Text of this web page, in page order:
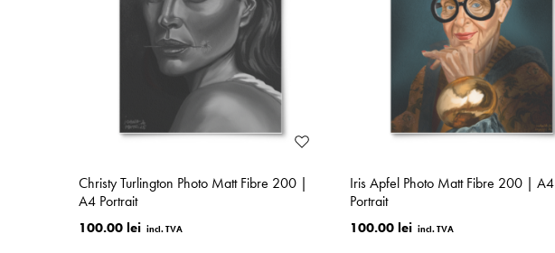
Christy Turlington Photo Matt Fibre 200 |
A4 Portrait
100.00 lei
Iris Apfel Photo Matt Fibre 200 | A4
Portrait
100.00 lei